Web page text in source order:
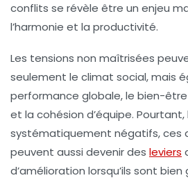
conflits se révèle être un enjeu
l’harmonie et la productivité.
Les tensions non maîtrisées
seulement le climat social, mais
performance globale, le bien-
et la cohésion d’équipe. Pourtant,
systématiquement négatifs, ces
peuvent aussi devenir des leviers
d’amélioration lorsqu’ils sont bien